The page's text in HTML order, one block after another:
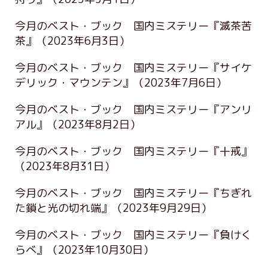
今月のベスト・ブック 国内ミステリー『滅茶苦
茶』
（2023年6月3日）
今月のベスト・ブック 国内ミステリー『サイケ
デリック・マウンテン』
（2023年7月6日）
今月のベスト・ブック 国内ミステリー『アンリ
アル』
（2023年8月2日）
今月のベスト・ブック 国内ミステリー『十戒』
（2023年8月31日）
今月のベスト・ブック 国内ミステリー『ちぎれ
た鎖と光の切れ端』
（2023年9月29日）
今月のベスト・ブック 国内ミステリー『負けく
らべ』
（2023年10月30日）